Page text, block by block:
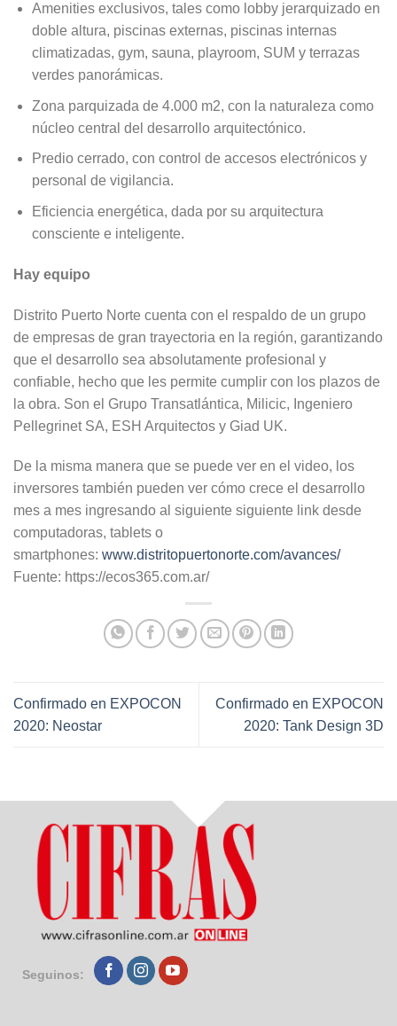
Amenities exclusivos, tales como lobby jerarquizado en
doble altura, piscinas externas, piscinas internas
climatizadas, gym, sauna, playroom, SUM y terrazas
verdes panorámicas.
Zona parquizada de 4.000 m2, con la naturaleza como
núcleo central del desarrollo arquitectónico.
Predio cerrado, con control de accesos electrónicos y
personal de vigilancia.
Eficiencia energética, dada por su arquitectura
consciente e inteligente.
Hay equipo
Distrito Puerto Norte cuenta con el respaldo de un grupo
de empresas de gran trayectoria en la región, garantizando
que el desarrollo sea absolutamente profesional y
confiable, hecho que les permite cumplir con los plazos de
la obra. Son el Grupo Transatlántica, Milicic, Ingeniero
Pellegrinet SA, ESH Arquitectos y Giad UK.
De la misma manera que se puede ver en el video, los
inversores también pueden ver cómo crece el desarrollo
mes a mes ingresando al siguiente siguiente link desde
computadoras, tablets o
smartphones: www.distritopuertonorte.com/avances/
Fuente: https://ecos365.com.ar/
Confirmado en EXPOCON
2020: Neostar
Confirmado en EXPOCON
2020: Tank Design 3D
Seguinos: